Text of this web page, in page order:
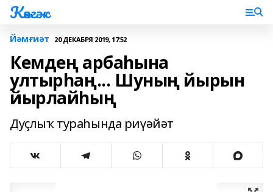
Көнгәк
Йәмғиәт 20 ДЕКАБРЯ 2019, 17:52
Кемдең арбаһына
ултырһаң... Шуның йырын
йырлайһың
Дуҫлыҡ тураһында риүәйәт